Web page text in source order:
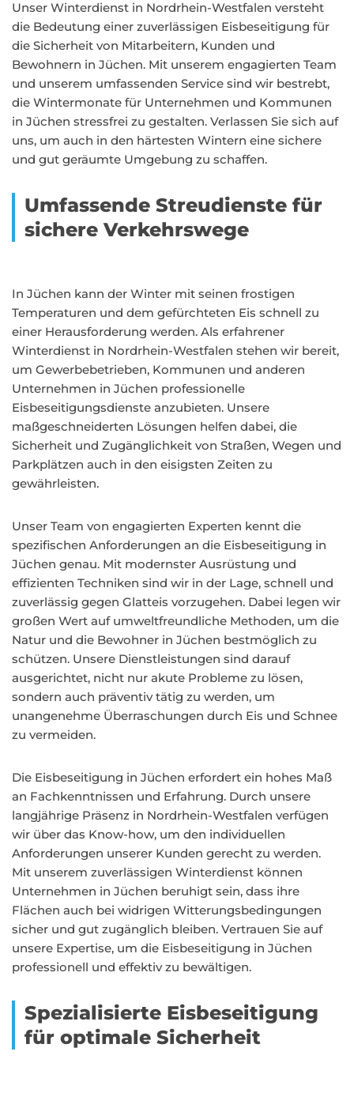
Unser Winterdienst in Nordrhein-Westfalen versteht
die Bedeutung einer zuverlässigen Eisbeseitigung für
die Sicherheit von Mitarbeitern, Kunden und
Bewohnern in Jüchen. Mit unserem engagierten Team
und unserem umfassenden Service sind wir bestrebt,
die Wintermonate für Unternehmen und Kommunen
in Jüchen stressfrei zu gestalten. Verlassen Sie sich auf
uns, um auch in den härtesten Wintern eine sichere
und gut geräumte Umgebung zu schaffen.
Umfassende Streudienste für
sichere Verkehrswege
In Jüchen kann der Winter mit seinen frostigen
Temperaturen und dem gefürchteten Eis schnell zu
einer Herausforderung werden. Als erfahrener
Winterdienst in Nordrhein-Westfalen stehen wir bereit,
um Gewerbebetrieben, Kommunen und anderen
Unternehmen in Jüchen professionelle
Eisbeseitigungsdienste anzubieten. Unsere
maßgeschneiderten Lösungen helfen dabei, die
Sicherheit und Zugänglichkeit von Straßen, Wegen und
Parkplätzen auch in den eisigsten Zeiten zu
gewährleisten.
Unser Team von engagierten Experten kennt die
spezifischen Anforderungen an die Eisbeseitigung in
Jüchen genau. Mit modernster Ausrüstung und
effizienten Techniken sind wir in der Lage, schnell und
zuverlässig gegen Glatteis vorzugehen. Dabei legen wir
großen Wert auf umweltfreundliche Methoden, um die
Natur und die Bewohner in Jüchen bestmöglich zu
schützen. Unsere Dienstleistungen sind darauf
ausgerichtet, nicht nur akute Probleme zu lösen,
sondern auch präventiv tätig zu werden, um
unangenehme Überraschungen durch Eis und Schnee
zu vermeiden.
Die Eisbeseitigung in Jüchen erfordert ein hohes Maß
an Fachkenntnissen und Erfahrung. Durch unsere
langjährige Präsenz in Nordrhein-Westfalen verfügen
wir über das Know-how, um den individuellen
Anforderungen unserer Kunden gerecht zu werden.
Mit unserem zuverlässigen Winterdienst können
Unternehmen in Jüchen beruhigt sein, dass ihre
Flächen auch bei widrigen Witterungsbedingungen
sicher und gut zugänglich bleiben. Vertrauen Sie auf
unsere Expertise, um die Eisbeseitigung in Jüchen
professionell und effektiv zu bewältigen.
Spezialisierte Eisbeseitigung
für optimale Sicherheit